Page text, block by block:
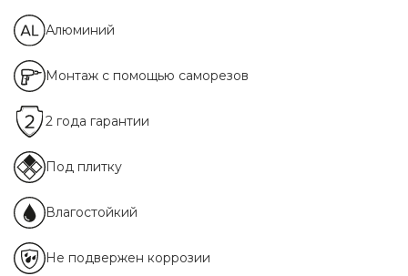
Алюминий
Монтаж с помощью саморезов
2 года гарантии
Под плитку
Влагостойкий
Не подвержен коррозии